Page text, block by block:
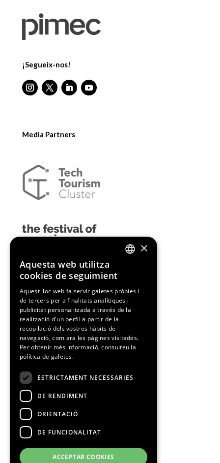
¡Segueix-nos!
Media Partners
CATALAN
×
Aquesta web utilitza
cookies de seguimient
Aquest lloc web fa servir galetes pròpies i
de tercers per a finalitats analítiques i
publicitat personalitzada a través de la
realització d'un perfil a partir de la
recopilació dels vostres hàbits de
navegació, com ara les pàgines visitades.
Per obtenir més informació, consulteu la
política de galetes.
ESTRICTAMENT NECESSARIES
DE RENDIMENT
ORIENTACIÓ
DE FUNCIONALITAT
ACCEPTAR COOKIES